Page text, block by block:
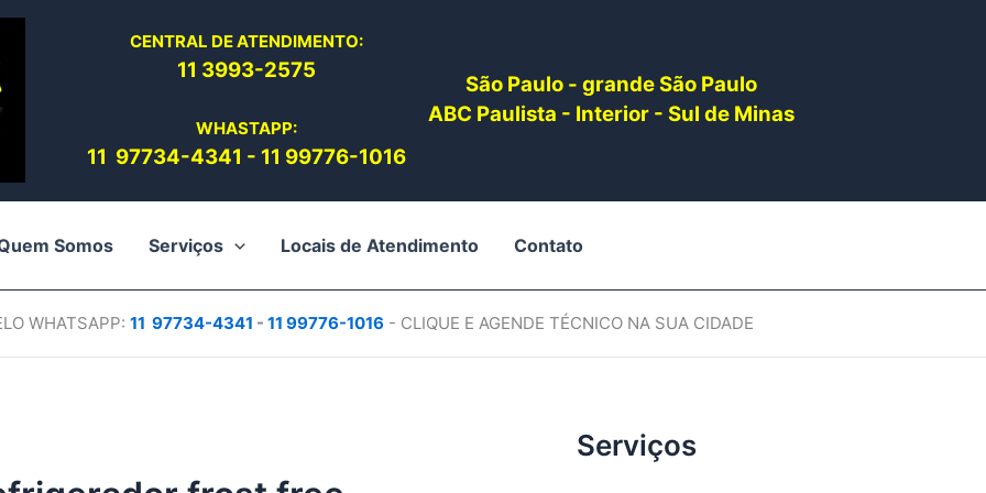
CENTRAL DE ATENDIMENTO:
11 3993-2575
WHASTAPP:
11 97734-4341 - 11 99776-1016
São Paulo - grande São Paulo
ABC Paulista - Interior - Sul de Minas
Somos Serviços Locais de Atendimento Contato
WHATSAPP: 11 97734-4341 - 11 99776-1016 - CLIQUE E AGENDE TÉCNICO NA SUA CIDADE
Serviços